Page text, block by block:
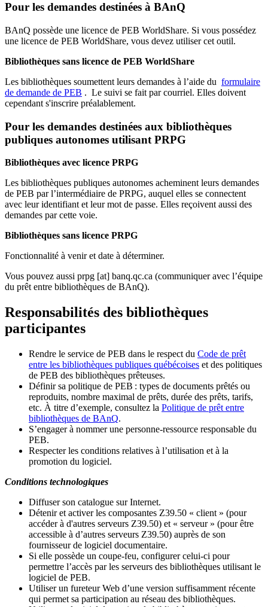
Pour les demandes destinées à BAnQ
BAnQ possède une licence de PEB WorldShare. Si vous possédez
une licence de PEB WorldShare, vous devez utiliser cet outil.
Bibliothèques sans licence de PEB WorldShare
Les bibliothèques soumettent leurs demandes à l’aide du formulaire
de demande de PEB . Le suivi se fait par courriel. Elles doivent
cependant s'inscrire préalablement.
Pour les demandes destinées aux bibliothèques
publiques autonomes utilisant PRPG
Bibliothèques avec licence PRPG
Les bibliothèques publiques autonomes acheminent leurs demandes
de PEB par l’intermédiaire de PRPG, auquel elles se connectent
avec leur identifiant et leur mot de passe. Elles reçoivent aussi des
demandes par cette voie.
Bibliothèques sans licence PRPG
Fonctionnalité à venir et date à déterminer.
Vous pouvez aussi prpg [at] banq.qc.ca (communiquer avec l’équipe
du prêt entre bibliothèques de BAnQ).
Responsabilités des bibliothèques
participantes
Rendre le service de PEB dans le respect du Code de prêt
entre les bibliothèques publiques québécoises et des politiques
de PEB des bibliothèques prêteuses.
Définir sa politique de PEB : types de documents prêtés ou
reproduits, nombre maximal de prêts, durée des prêts, tarifs,
etc. À titre d’exemple, consultez la Politique de prêt entre
bibliothèques de BAnQ.
S’engager à nommer une personne-ressource responsable du
PEB.
Respecter les conditions relatives à l’utilisation et à la
promotion du logiciel.
Conditions technologiques
Diffuser son catalogue sur Internet.
Détenir et activer les composantes Z39.50 « client » (pour
accéder à d'autres serveurs Z39.50) et « serveur » (pour être
accessible à d’autres serveurs Z39.50) auprès de son
fournisseur de logiciel documentaire.
Si elle possède un coupe-feu, configurer celui-ci pour
permettre l’accès par les serveurs des bibliothèques utilisant le
logiciel de PEB.
Utiliser un fureteur Web d’une version suffisamment récente
qui permet sa participation au réseau des bibliothèques.